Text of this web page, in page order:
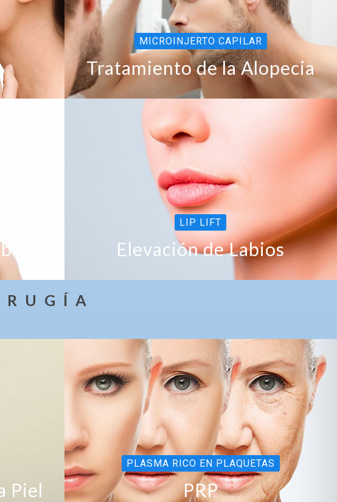
MICROINJERTO CAPILAR
Tratamiento de la Alopecia
LIP LIFT
Elevación de Labios
U G Í A
Piel
PLASMA RICO EN PLAQUETAS
PRP